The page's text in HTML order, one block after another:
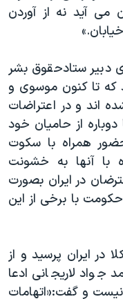
می آید نه از آوردن
دبیر ستادحقوق بشر
که تا کنون موسوی و
اند و در اعتراضات
۸۸ ، آنها تنها دوباره از حامیان خود
همراه با سکوت
با آنها به خشونت
در ایران بصورت
با برخی از این
در ایران پرسید و از
جواد لاریجانی ادعا
نیست و گفت:«اتهامات